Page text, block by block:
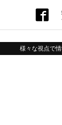
様々な視点で